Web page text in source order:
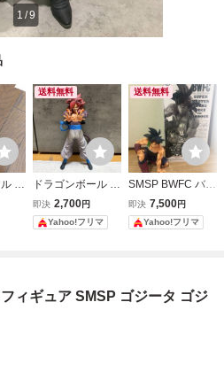
1 /9
フ
タ
送料無料
ドラゴンボール フ
ィギュア 超サイ
ヤ人4ゴジータ
一番くじ A賞
即決 2,700円
Yahoo!フリマ
送料無料
SMSP BWFC バー
ダック A賞 ドラ
ゴンボール フィギ
ュア
即決 7,500円
Yahoo!フリマ
ィギュア SMSP ゴジータ ゴジ